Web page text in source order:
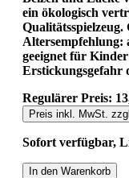
ein ökologisch
Qualitätsspielzeug.
geeignet für
Erstickungsgefahr
Regulärer Preis:
Preis inkl. MwSt.
Sofort verfügbar,
In den Warenkorb